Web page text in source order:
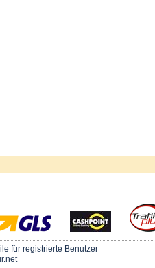
für registrierte Benutzer